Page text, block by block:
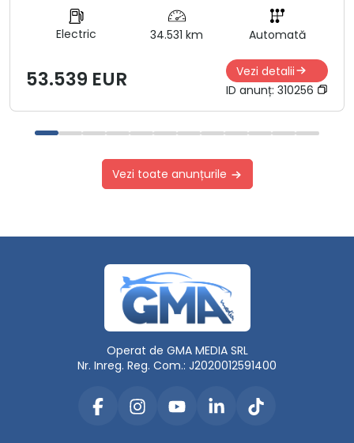
Electric 34.531 km Automată
53.539 EUR
Vezi detalii
ID anunț: 310256
Vezi toate anunțurile
Operat de GMA MEDIA SRL
Nr. Inreg. Reg. Com.: J2020012591400